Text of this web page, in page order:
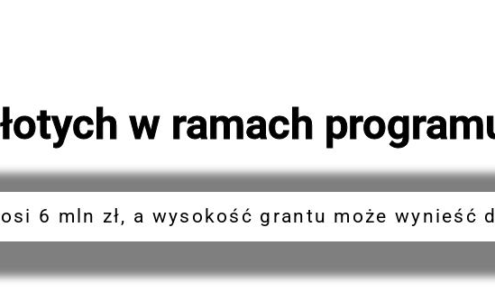
w ramach
6 mln zł, a wysokość grantu może wynieść